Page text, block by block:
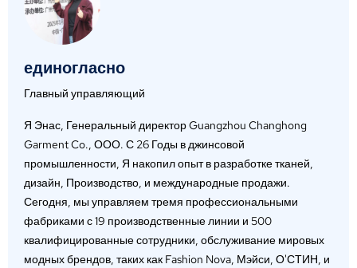
единогласно
Главный управляющий
Я Энас, Генеральный директор Guangzhou Changhong
Garment Co., ООО. С 26 Годы в джинсовой
промышленности, Я накопил опыт в разработке тканей,
дизайн, Производство, и международные продажи.
Сегодня, мы управляем тремя профессиональными
фабриками с 19 производственные линии и 500
квалифицированные сотрудники, обслуживание мировых
модных брендов, таких как Fashion Nova, Мэйси, О'СТИН, и